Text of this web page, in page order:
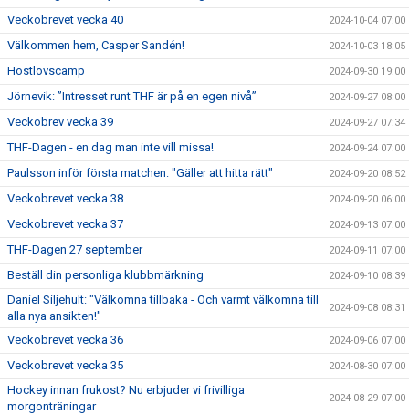
Veckobrevet vecka 40 2024-10-04 07:00
Välkommen hem, Casper Sandén! 2024-10-03 18:05
Höstlovscamp 2024-09-30 19:00
Jörnevik: ”Intresset runt THF är på en egen nivå” 2024-09-27 08:00
Veckobrev vecka 39 2024-09-27 07:34
THF-Dagen - en dag man inte vill missa! 2024-09-24 07:00
Paulsson inför första matchen: "Gäller att hitta rätt" 2024-09-20 08:52
Veckobrevet vecka 38 2024-09-20 06:00
Veckobrevet vecka 37 2024-09-13 07:00
THF-Dagen 27 september 2024-09-11 07:00
Beställ din personliga klubbmärkning 2024-09-10 08:39
Daniel Siljehult: "Välkomna tillbaka - Och varmt välkomna till
alla nya ansikten!"
2024-09-08 08:31
Veckobrevet vecka 36 2024-09-06 07:00
Veckobrevet vecka 35 2024-08-30 07:00
Hockey innan frukost? Nu erbjuder vi frivilliga
morgonträningar
2024-08-29 07:00